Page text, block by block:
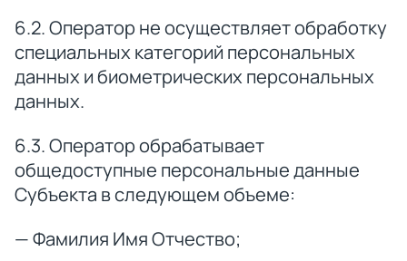
6.2. Оператор не осуществляет обработку
специальных категорий персональных
данных и биометрических персональных
данных.
6.3. Оператор обрабатывает
общедоступные персональные данные
Субъекта в следующем объеме:
— Фамилия Имя Отчество;